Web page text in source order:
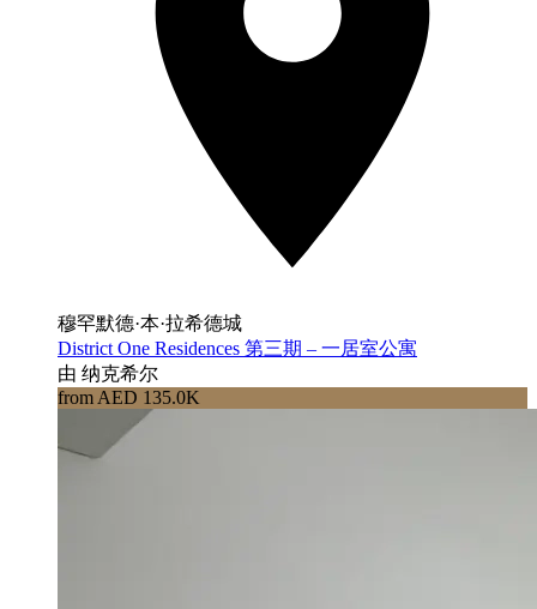
穆罕默德·本·拉希德城
District One Residences 第三期 – 一居室公寓
由 纳克希尔
from AED 135.0K